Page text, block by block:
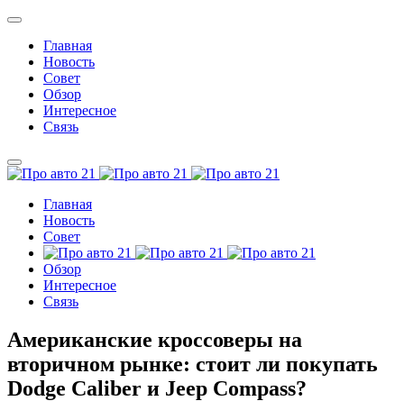
Главная
Новость
Совет
Обзор
Интересное
Связь
Главная
Новость
Совет
Обзор
Интересное
Связь
Американские кроссоверы на
вторичном рынке: стоит ли покупать
Dodge Caliber и Jeep Compass?